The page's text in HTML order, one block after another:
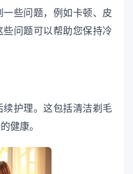
些问题，例如卡顿、皮
问题可以帮助您保持冷
护理。这包括清洁剃毛
健康。